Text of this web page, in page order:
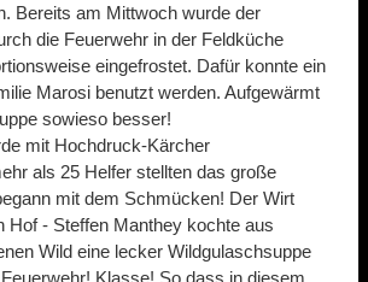
Bereits am Mittwoch wurde der
die Feuerwehr in der Feldküche
eingefrostet. Dafür konnte ein
Marosi benutzt werden. Aufgewärmt
sowieso besser!
mit Hochdruck-Kärcher
als 25 Helfer stellten das große
mit dem Schmücken! Der Wirt
Hof - Steffen Manthey kochte aus
Wild eine lecker Wildgulaschsuppe
Klasse! So dass in diesem